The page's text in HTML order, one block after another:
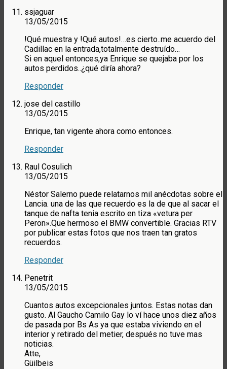
ssjaguar
13/05/2015
!Qué muestra y !Qué autos!…es cierto..me acuerdo del
Cadillac en la entrada,totalmente destruído…
Si en aquel entonces,ya Enrique se quejaba por los
autos perdidos..¿qué diría ahora?
Responder
jose del castillo
13/05/2015
Enrique, tan vigente ahora como entonces.
Responder
Raul Cosulich
13/05/2015
Néstor Salerno puede relatarnos mil anécdotas sobre el
Lancia. una de las que recuerdo es la de que al sacar el
tanque de nafta tenia escrito en tiza «vetura per
Peron».Que hermoso el BMW convertible. Gracias RTV
por publicar estas fotos que nos traen tan gratos
recuerdos.
Responder
Penetrit
13/05/2015
Cuantos autos excepcionales juntos. Estas notas dan
gusto. Al Gaucho Camilo Gay lo ví hace unos diez años
de pasada por Bs As ya que estaba viviendo en el
interior y retirado del metier, después no tuve mas
noticias.
Atte,
Güilbeis